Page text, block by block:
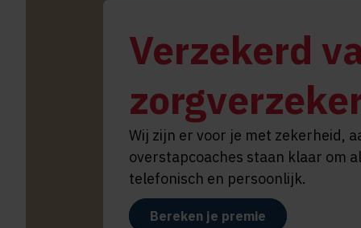
Verzekerd
Wij zijn er voor je met zekerheid,
overstapcoaches staan klaar om
telefonisch en persoonlijk.
Bereken je premie